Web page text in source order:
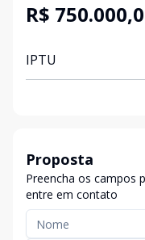
R$
IPTU
Proposta
Preencha os campos
entre em contato